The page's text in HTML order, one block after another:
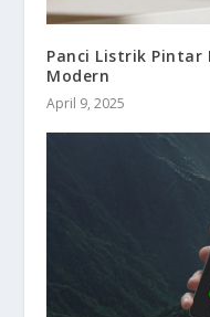
Panci Listrik Pintar
Modern
April 9, 2025